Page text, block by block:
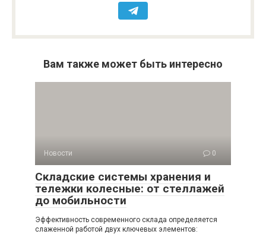
Вам также может быть интересно
Новости 0
Складские системы хранения и
тележки колесные: от стеллажей
до мобильности
Эффективность современного склада определяется
слаженной работой двух ключевых элементов: